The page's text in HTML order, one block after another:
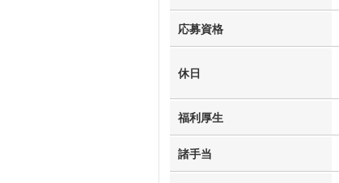
応募資格
休日
福利厚生
諸手当